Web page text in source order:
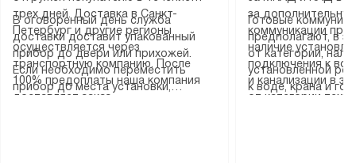
трех дней. Доставка в Санкт-
Петербург и другие регионы
осуществляется через
транспортную компанию. После
100% предоплаты наша компания
доставляет заказ
В оговоренный день служба
доставки доставит упакованный
прибор до двери или прихожей.
Если необходимо переместить
прибор до места установки,
за
коммуникации
наличие
подключения к
и канализации в
от категории
Готовые
предполагают, в
от категории,
установленной
к воде, крана и